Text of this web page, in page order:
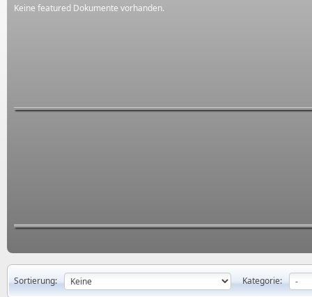
Keine featured Dokumente vorhanden.
Sortierung: Kategorie: